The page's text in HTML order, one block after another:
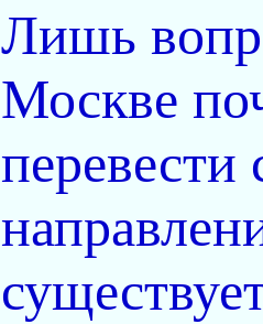
Лишь
Москве
перевести